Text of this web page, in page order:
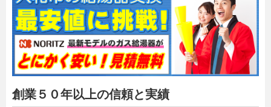
創業５０年以上の信頼と実績